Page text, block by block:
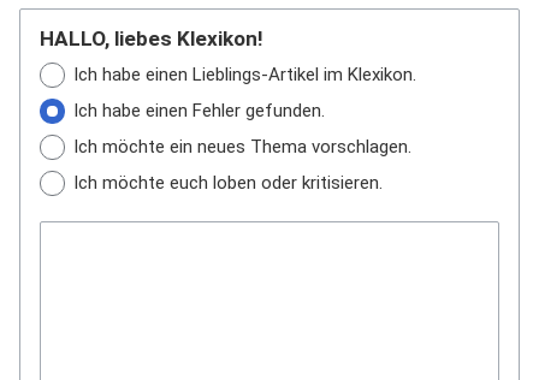
HALLO, liebes Klexikon!
Ich habe einen Lieblings-Artikel im Klexikon.
Ich habe einen Fehler gefunden.
Ich möchte ein neues Thema vorschlagen.
Ich möchte euch loben oder kritisieren.